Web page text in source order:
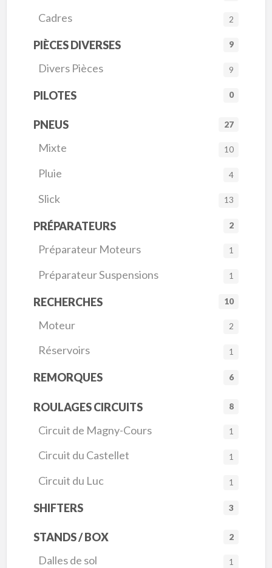
Cadres 2
PIÈCES DIVERSES 9
Divers Pièces 9
PILOTES 0
PNEUS 27
Mixte 10
Pluie 4
Slick 13
PRÉPARATEURS 2
Préparateur Moteurs 1
Préparateur Suspensions 1
RECHERCHES 10
Moteur 2
Réservoirs 1
REMORQUES 6
ROULAGES CIRCUITS 8
Circuit de Magny-Cours 1
Circuit du Castellet 1
Circuit du Luc 1
SHIFTERS 3
STANDS / BOX 2
Dalles de sol 1